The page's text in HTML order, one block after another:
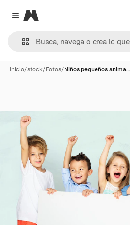
Close menu
Magnific
Inicio/stock/Fotos/Niños pequeños anima…